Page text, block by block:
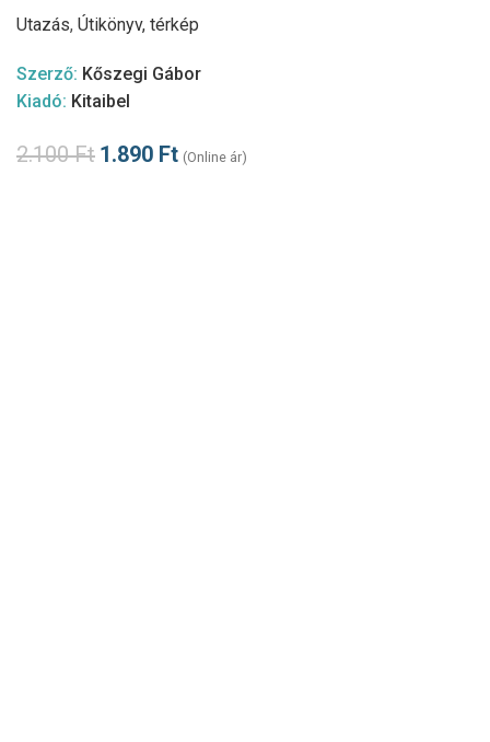
Utazás, Útikönyv, térkép
Szerző: Kőszegi Gábor
Kiadó: Kitaibel
2.100Ft 1.890 Ft (Online ár)